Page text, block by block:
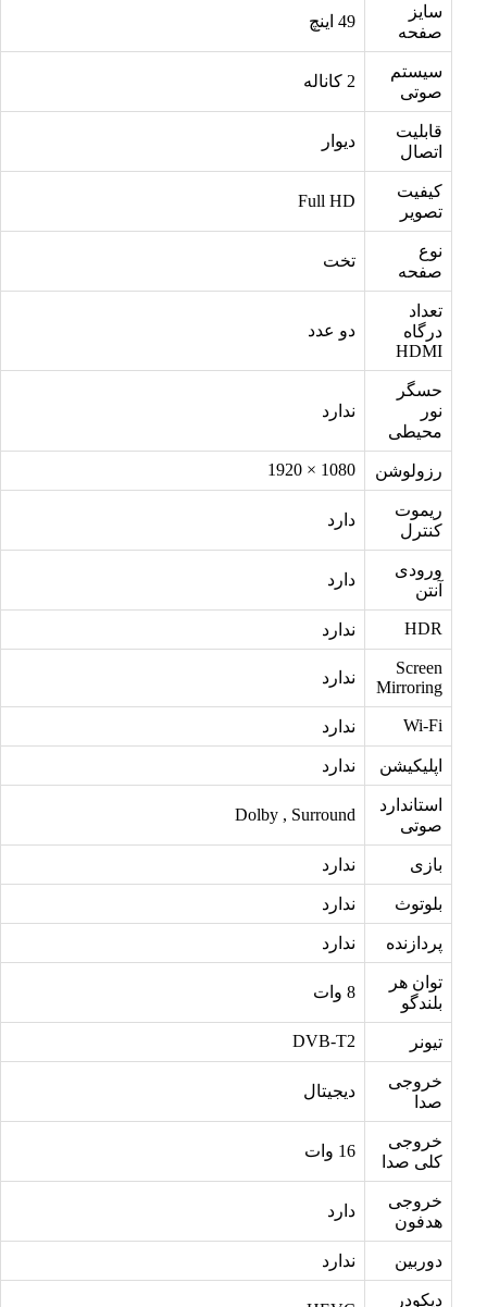
سایز
صفحه
سیستم
صوتی
قابلیت
اتصال
دیوار
کیفیت
تصویر
Full HD
نوع
صفحه
تخت
تعداد
درگاه
HDMI
دو عدد
حسگر
محیطی
ندارد
رزولوشن 1080 × 1920
ریموت
کنترل
دارد
ورودی
آنتن
دارد
HDR ندارد
Screen
Mirroring
ندارد
Wi-Fi ندارد
اپلیکیشن ندارد
استاندارد
صوتی
Dolby , Surround
بازی ندارد
بلوتوث ندارد
پردازنده ندارد
توان هر
بلندگو
تیونر DVB-T2
خروجی
صدا
دیجیتال
خروجی
کلی صدا
خروجی
هدفون
دارد
دوربین ندارد
دیکودر